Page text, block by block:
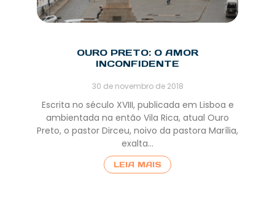
OURO PRETO: O AMOR
INCONFIDENTE
30 de novembro de 2018
Escrita no século XVIII, publicada em Lisboa e
ambientada na então Vila Rica, atual Ouro
Preto, o pastor Dirceu, noivo da pastora Marília,
exalta…
LEIA MAIS